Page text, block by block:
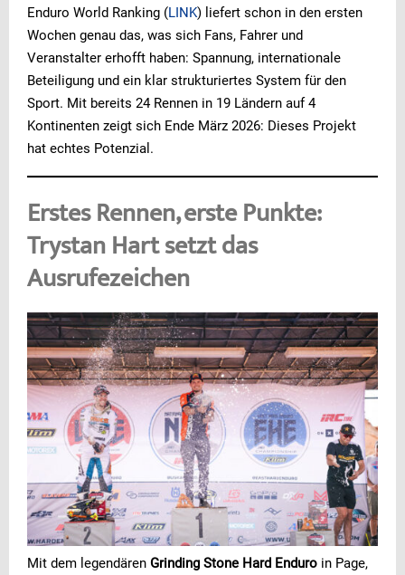
Enduro World Ranking (LINK) liefert schon in den ersten
Wochen genau das, was sich Fans, Fahrer und
Veranstalter erhofft haben: Spannung, internationale
Beteiligung und ein klar strukturiertes System für den
Sport. Mit bereits 24 Rennen in 19 Ländern auf 4
Kontinenten zeigt sich Ende März 2026: Dieses Projekt
hat echtes Potenzial.
Erstes Rennen, erste Punkte:
Trystan Hart setzt das
Ausrufezeichen
Mit dem legendären Grinding Stone Hard Enduro in Page,